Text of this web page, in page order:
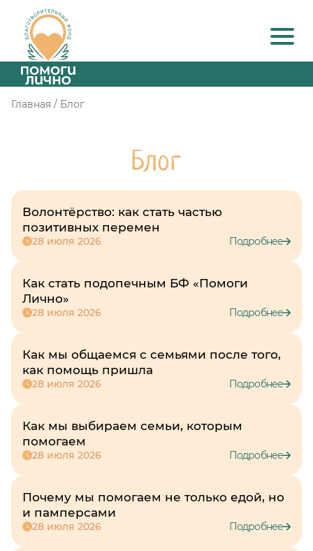
Главная / Блог
Блог
Волонтёрство: как стать частью
позитивных перемен
28 июля 2026 Подробнее
Как стать подопечным БФ «Помоги
Лично»
28 июля 2026 Подробнее
Как мы общаемся с семьями после того,
как помощь пришла
28 июля 2026 Подробнее
Как мы выбираем семьи, которым
помогаем
28 июля 2026 Подробнее
Почему мы помогаем не только едой, но
и памперсами
28 июля 2026 Подробнее